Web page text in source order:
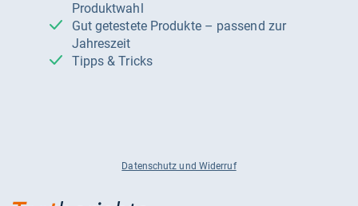
Produktwahl
Gut getestete Produkte – passend zur
Jahreszeit
Tipps & Tricks
Datenschutz und Widerruf